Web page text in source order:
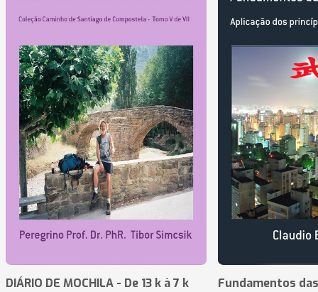
DIÁRIO DE MOCHILA - De 13 k à 7 k Fundamentos